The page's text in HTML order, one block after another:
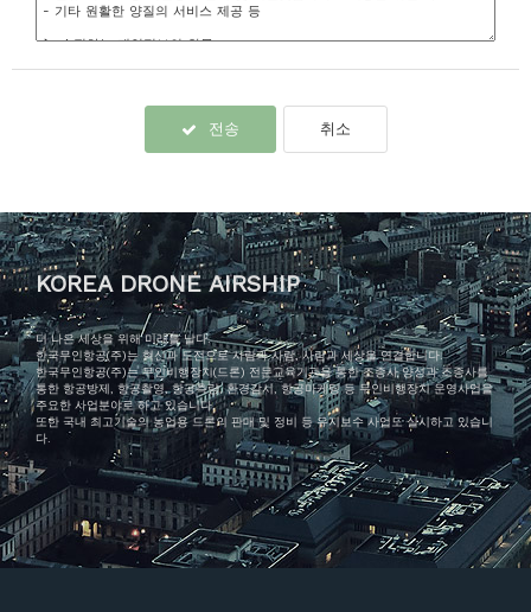
전송 취소
KOREA DRONE AIRSHIP
더 나은 세상을 위해 미래를 날다.
한국무인항공(주)는 혁신과 도전으로 사람과 사람, 사람과 세상을 연결합니다.
한국무인항공(주)는 무인비행장치(드론) 전문교육기관을 통한 조종사 양성과 조종사를
통한 항공방제, 항공촬영, 항공측량, 환경감시, 항공마케팅 등 무인비행장치 운영사업을
주요한 사업분야로 하고 있습니다.
또한 국내 최고기술의 농업용 드론의 판매 및 정비 등 유지보수 사업도 실시하고 있습니
다.